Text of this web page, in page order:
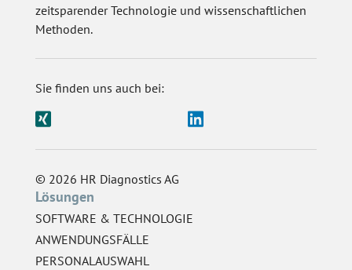
zeitsparender Technologie und wissenschaftlichen
Methoden.
Sie finden uns auch bei:
© 2026 HR Diagnostics AG
Lösungen
SOFTWARE & TECHNOLOGIE
ANWENDUNGSFÄLLE
PERSONALAUSWAHL